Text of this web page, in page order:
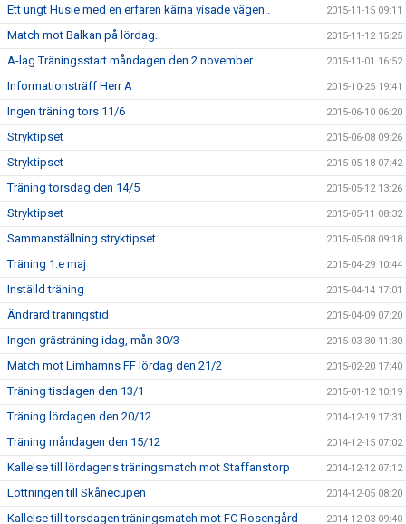
Ett ungt Husie med en erfaren kärna visade vägen.. 2015-11-15 09:11
Match mot Balkan på lördag.. 2015-11-12 15:25
A-lag Träningsstart måndagen den 2 november.. 2015-11-01 16:52
Informationsträff Herr A 2015-10-25 19:41
Ingen träning tors 11/6 2015-06-10 06:20
Stryktipset 2015-06-08 09:26
Stryktipset 2015-05-18 07:42
Träning torsdag den 14/5 2015-05-12 13:26
Stryktipset 2015-05-11 08:32
Sammanställning stryktipset 2015-05-08 09:18
Träning 1:e maj 2015-04-29 10:44
Inställd träning 2015-04-14 17:01
Ändrard träningstid 2015-04-09 07:20
Ingen grästräning idag, mån 30/3 2015-03-30 11:30
Match mot Limhamns FF lördag den 21/2 2015-02-20 17:40
Träning tisdagen den 13/1 2015-01-12 10:19
Träning lördagen den 20/12 2014-12-19 17:31
Träning måndagen den 15/12 2014-12-15 07:02
Kallelse till lördagens träningsmatch mot Staffanstorp 2014-12-12 07:12
Lottningen till Skånecupen 2014-12-05 08:20
Kallelse till torsdagen träningsmatch mot FC Rosengård 2014-12-03 09:40